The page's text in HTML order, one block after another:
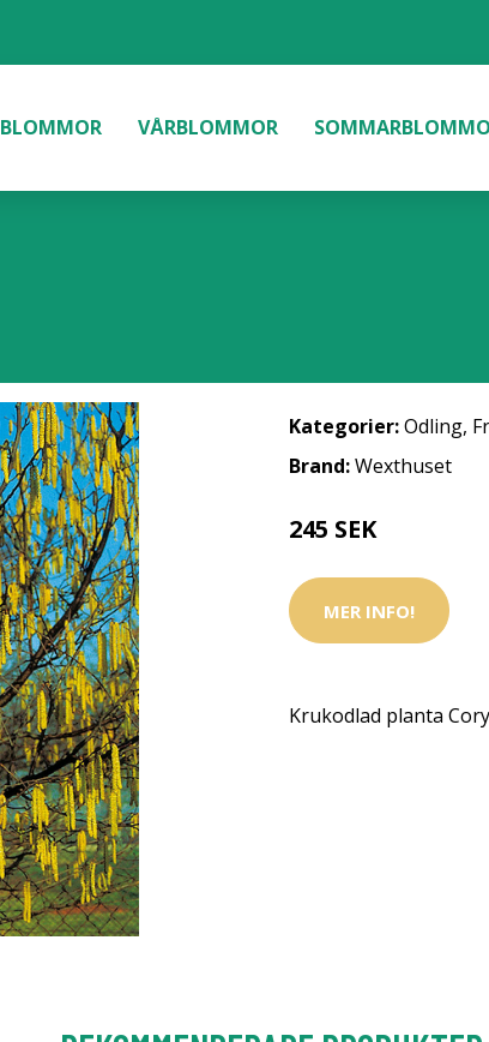
BLOMMOR VÅRBLOMMOR
Kategorier:Odling,
Brand:Wexthuset
245 SEK
MER INFO!
Krukodlad planta